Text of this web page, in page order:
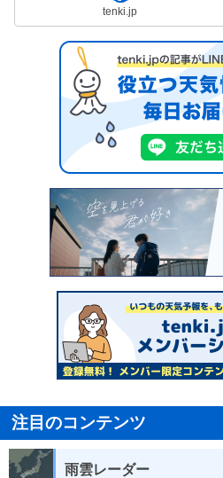
tenki.jp
注目のコンテンツ
雨雲レーダー